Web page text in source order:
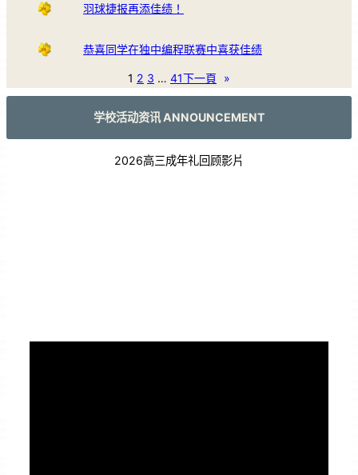
羽球捷报再添佳绩！
恭喜同学在独中编程联赛中喜获佳绩
1 2 3 … 41下一頁 »
学校活动资讯 ANNOUNCEMENT
2026高三成年礼回顾影片